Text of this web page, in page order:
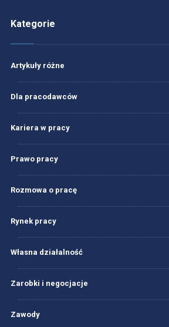
Kategorie
Artykuły różne
Dla pracodawców
Kariera w pracy
Prawo pracy
Rozmowa o pracę
Rynek pracy
Własna działalność
Zarobki i negocjacje
Zawody